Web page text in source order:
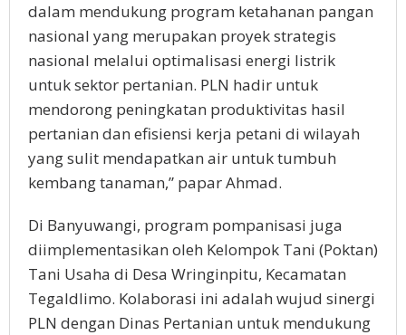
dalam mendukung program ketahanan pangan
nasional yang merupakan proyek strategis
nasional melalui optimalisasi energi listrik
untuk sektor pertanian. PLN hadir untuk
mendorong peningkatan produktivitas hasil
pertanian dan efisiensi kerja petani di wilayah
yang sulit mendapatkan air untuk tumbuh
kembang tanaman,” papar Ahmad.
Di Banyuwangi, program pompanisasi juga
diimplementasikan oleh Kelompok Tani (Poktan)
Tani Usaha di Desa Wringinpitu, Kecamatan
Tegaldlimo. Kolaborasi ini adalah wujud sinergi
PLN dengan Dinas Pertanian untuk mendukung